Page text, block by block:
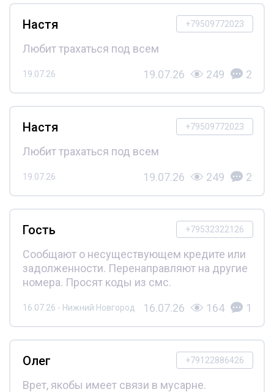
+79509772023
Настя
Любит трахаться под всем
19.07.26 19.07.26 249 2
+79509772023
Настя
Любит трахаться под всем
19.07.26 19.07.26 249 2
+79532322126
Гость
Сообщают о несуществующем кредите или
задолженности. Перенаправляют на другие
номера. Просят коды из смс.
16.07.26 - Нижний Новгород 16.07.26 164 1
+79122886426
Олег
Врет, якобы имеет связи в мусарне.